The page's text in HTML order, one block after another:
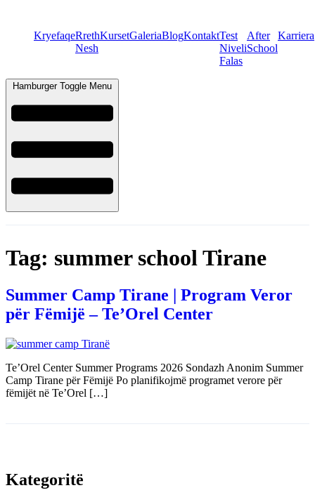
KryefaqeRreth
Nesh
KursetGaleriaBlogKontaktTest
Niveli
Falas
After
School
Karriera
Hamburger Toggle Menu
Tag: summer school Tirane
Summer Camp Tirane | Program Veror
për Fëmijë – Te’Orel Center
Te’Orel Center Summer Programs 2026 Sondazh Anonim Summer
Camp Tirane për Fëmijë Po planifikojmë programet verore për
fëmijët në Te’Orel […]
Kategoritë